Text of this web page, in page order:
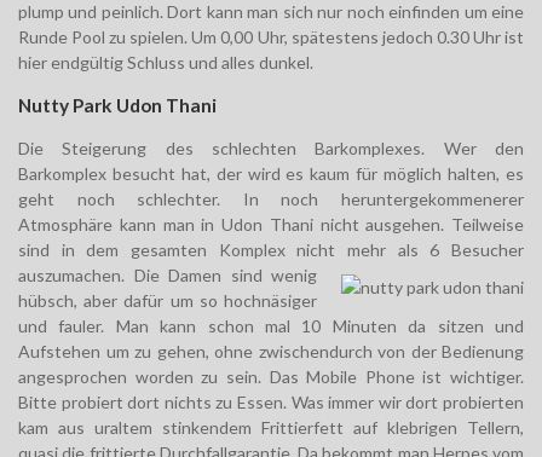
plump und peinlich. Dort kann man sich nur noch einfinden um eine
Runde Pool zu spielen. Um 0,00 Uhr, spätestens jedoch 0.30 Uhr ist
hier endgültig Schluss und alles dunkel.
Nutty Park Udon Thani
Die Steigerung des schlechten Barkomplexes. Wer den
Barkomplex besucht hat, der wird es kaum für möglich halten, es
geht noch schlechter. In noch heruntergekommenerer
Atmosphäre kann man in Udon Thani nicht ausgehen. Teilweise
sind in dem gesamten Komplex nicht mehr als 6 Besucher
auszumachen. Die Damen sind wenig
hübsch, aber dafür um so hochnäsiger
und fauler. Man kann schon mal 10 Minuten da sitzen und
Aufstehen um zu gehen, ohne zwischendurch von der Bedienung
angesprochen worden zu sein. Das Mobile Phone ist wichtiger.
Bitte probiert dort nichts zu Essen. Was immer wir dort probierten
kam aus uraltem stinkendem Frittierfett auf klebrigen Tellern,